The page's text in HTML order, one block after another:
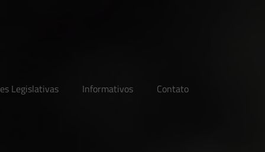
Legislativas Informativos Contato